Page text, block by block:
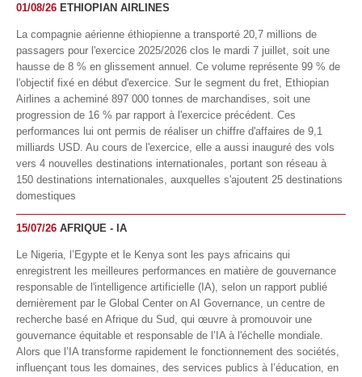
01/08/26 ETHIOPIAN AIRLINES
La compagnie aérienne éthiopienne a transporté 20,7 millions de
passagers pour l'exercice 2025/2026 clos le mardi 7 juillet, soit une
hausse de 8 % en glissement annuel. Ce volume représente 99 % de
l'objectif fixé en début d'exercice. Sur le segment du fret, Ethiopian
Airlines a acheminé 897 000 tonnes de marchandises, soit une
progression de 16 % par rapport à l'exercice précédent. Ces
performances lui ont permis de réaliser un chiffre d'affaires de 9,1
milliards USD. Au cours de l'exercice, elle a aussi inauguré des vols
vers 4 nouvelles destinations internationales, portant son réseau à
150 destinations internationales, auxquelles s'ajoutent 25 destinations
domestiques
15/07/26 AFRIQUE - IA
Le Nigeria, l’Egypte et le Kenya sont les pays africains qui
enregistrent les meilleures performances en matière de gouvernance
responsable de l'intelligence artificielle (IA), selon un rapport publié
dernièrement par le Global Center on AI Governance, un centre de
recherche basé en Afrique du Sud, qui œuvre à promouvoir une
gouvernance équitable et responsable de l’IA à l'échelle mondiale.
Alors que l’IA transforme rapidement le fonctionnement des sociétés,
influençant tous les domaines, des services publics à l’éducation, en